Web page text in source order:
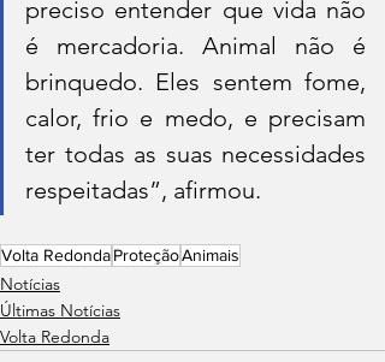
preciso entender que vida não
é mercadoria. Animal não é
brinquedo. Eles sentem fome,
calor, frio e medo, e precisam
ter todas as suas necessidades
respeitadas”, afirmou.
Volta RedondaProteçãoAnimais
Notícias
Últimas Notícias
Volta Redonda